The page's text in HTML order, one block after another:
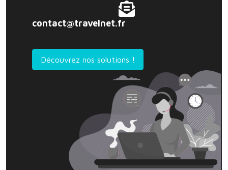
contact@travelnet.fr
Découvrez nos solutions !